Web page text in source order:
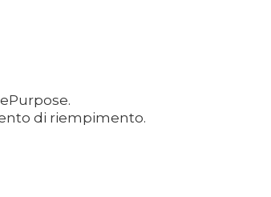
di riempimento.